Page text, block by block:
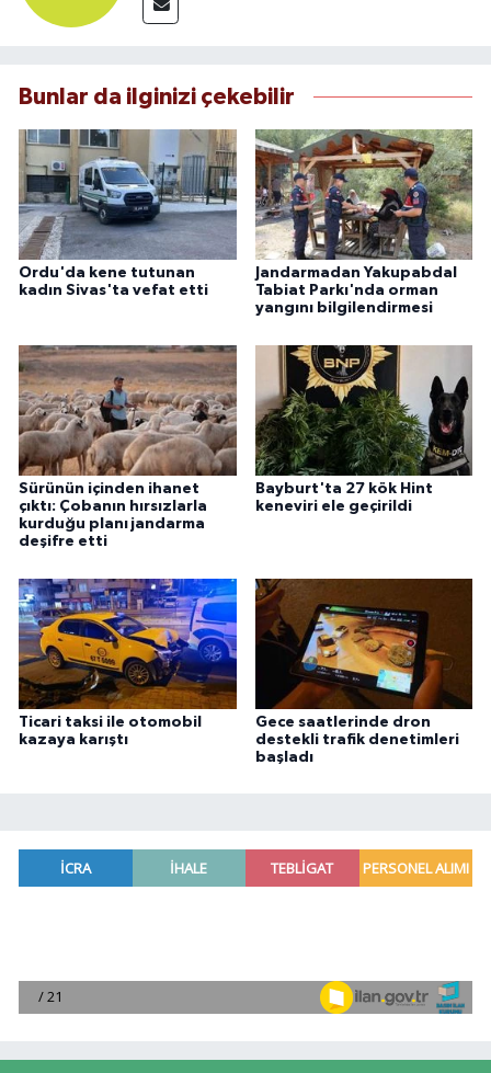
Bunlar da ilginizi çekebilir
Ordu'da kene tutunan
kadın Sivas'ta vefat etti
Jandarmadan Yakupabdal
Tabiat Parkı'nda orman
yangını bilgilendirmesi
Sürünün içinden ihanet
çıktı: Çobanın hırsızlarla
kurduğu planı jandarma
deşifre etti
Bayburt'ta 27 kök Hint
keneviri ele geçirildi
Ticari taksi ile otomobil
kazaya karıştı
Gece saatlerinde dron
destekli trafik denetimleri
başladı